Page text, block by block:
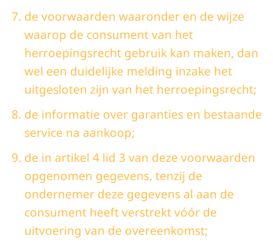
de voorwaarden waaronder en de wijze
waarop de consument van het
herroepingsrecht gebruik kan maken, dan
wel een duidelijke melding inzake het
uitgesloten zijn van het herroepingsrecht;
de informatie over garanties en bestaande
service na aankoop;
de in artikel 4 lid 3 van deze voorwaarden
opgenomen gegevens, tenzij de
ondernemer deze gegevens al aan de
consument heeft verstrekt vóór de
uitvoering van de overeenkomst;